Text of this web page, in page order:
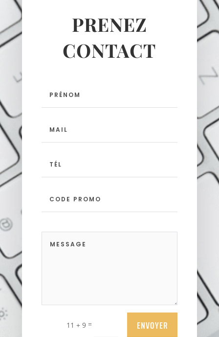
PRENEZ
CONTACT
11 + 9 = ENVOYER